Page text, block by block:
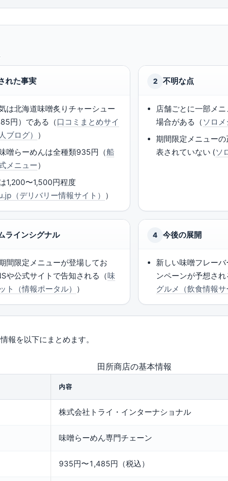
れた事実
は北海道味噌炙りチャーシュー
円）である（口コミまとめサイ
ブログ） ）
噌らーめんは全種類935円（船
メニュー）
1,200〜1,500円程度
（デリバリー情報サイト） ）
2 不明な点
店舗ごとに一部メ
場合がある（ ソロ
期間限定メニュー
表されていない (ソ
ラインシグナル
間限定メニューが登場してお
や公式サイトで告知される（味
ト（情報ポータル） ）
4 今後の展開
新しい味噌フレー
ンペーンが予想さ
グルメ（飲食情報サ
報を以下にまとめます。
田所商店の基本情報
内容
株式会社トライ・インターナショナル
味噌らーめん専門チェーン
935円〜1,485円（税込）